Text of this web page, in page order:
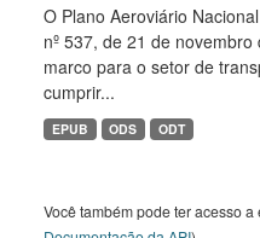
O Plano Aeroviário
nº 537, de 21 de
marco para o setor de
cumprir...
EPUB ODS ODT
Você também pode ter acesso